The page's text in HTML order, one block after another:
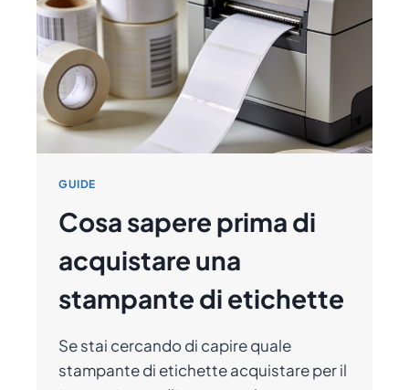
GUIDE
Cosa sapere prima di
acquistare una
stampante di etichette
Se stai cercando di capire quale
stampante di etichette acquistare per il